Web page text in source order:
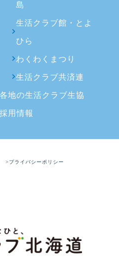
島
生活クラブ館・とよ
ひら
わくわくまつり
生活クラブ共済連
各地の生活クラブ生協
採用情報
>プライバシーポリシー